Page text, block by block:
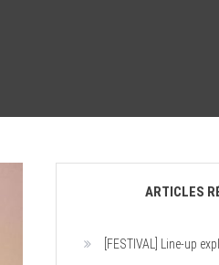
ARTICLES
[FESTIVAL] Line-up